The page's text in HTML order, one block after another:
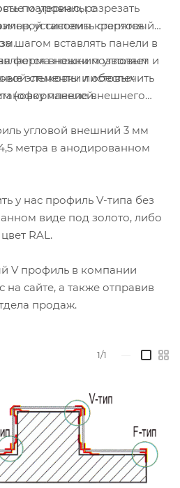
материалы с
системы крепятся
по уровню, разрезать
установить стартовый
шагом вставлять панели в
форма ножки позволяет
элементы и обеспечить
панелей.
внешним угловым и
стыковки листовых
(оформление внешнего
угловой внешний 3 мм
метра в анодированном
у нас профиль V-типа без
виде под золото, либо
RAL.
V профиль в компании
сайте, а также отправив
продаж.
1/1